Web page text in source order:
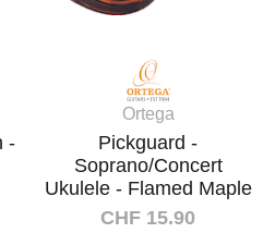
-
Ortega
Pickguard -
Soprano/Concert
Ukulele - Flamed Maple
CHF 15.90